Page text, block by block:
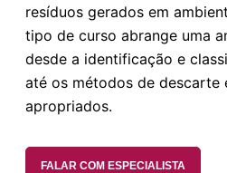
resíduos gerados em
tipo de curso abrange uma
desde a identificação e
até os métodos de descarte
apropriados.
FALAR COM ESPECIALISTA